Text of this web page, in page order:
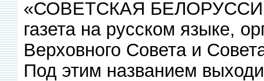
«СОВЕТСКАЯ
газета на русском языке,
Верховного Совета и
Под этим названием